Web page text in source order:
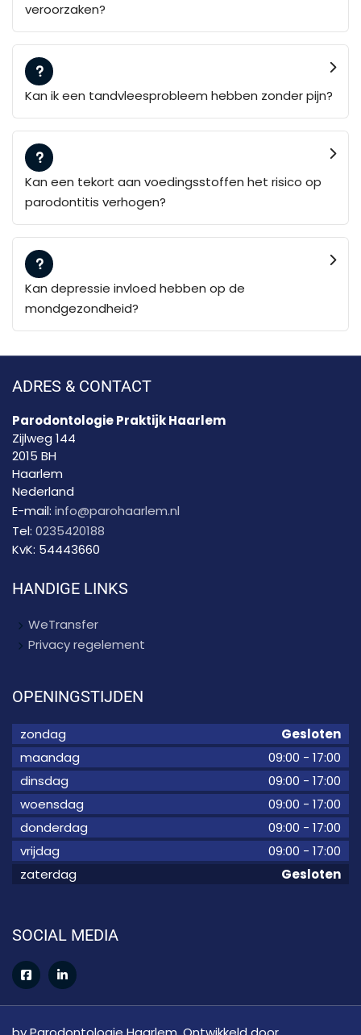
veroorzaken?
Kan ik een tandvleesprobleem hebben zonder pijn?
Kan een tekort aan voedingsstoffen het risico op
parodontitis verhogen?
Kan depressie invloed hebben op de
mondgezondheid?
ADRES & CONTACT
Parodontologie Praktijk Haarlem
Zijlweg 144
2015 BH
Haarlem
Nederland
E-mail: info@parohaarlem.nl
Tel: 0235420188
KvK: 54443660
HANDIGE LINKS
WeTransfer
Privacy regelement
OPENINGSTIJDEN
zondag
Gesloten
maandag
09:00 - 17:00
dinsdag
09:00 - 17:00
woensdag
09:00 - 17:00
donderdag
09:00 - 17:00
vrijdag
09:00 - 17:00
zaterdag
Gesloten
SOCIAL MEDIA